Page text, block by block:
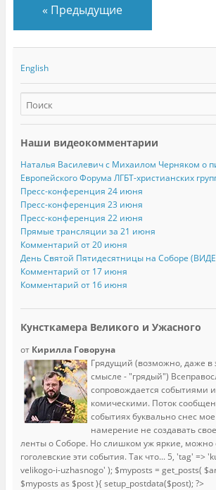
« Предыдущие
English
Наши видеокомментарии
Наталья Василевич с Михаилом Черняком о
Европейского Форума ЛГБТ-христианских
Пресс-конференция 24 июня
Пресс-конференция 23 июня
Пресс-конференция 22 июня
Прямые трансляции за 21 июня
Комментарий от 20 июня
День Святой Пятидесятницы на Соборе
Комментарий от 17 июня
Комментарий от 16 июня
Кунсткамера Великого и Ужасного
от Кирилла Говоруна
Грядущий (возможно, даже в
смысле - "грядый")
сопровождается событиями
комическими. Поток
событиях буквально снес
намерение не создавать
ленты о Соборе. Но слишком уж яркие, можно
гоголевские эти события. Так что... 5, 'tag' =>
velikogo-i-uzhasnogo' ); $myposts = get_posts(
$myposts as $post ){ setup_postdata($post); ?>